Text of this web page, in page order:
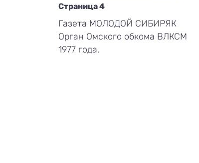
Страница 4
Газета МОЛОДОЙ СИБИРЯК
Орган Омского обкома ВЛКСМ
1977 года.